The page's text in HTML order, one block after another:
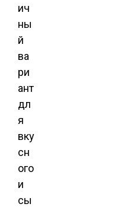
ич
ны
й
ва
ри
ант
дл
я
вку
сн
ого
и
сы